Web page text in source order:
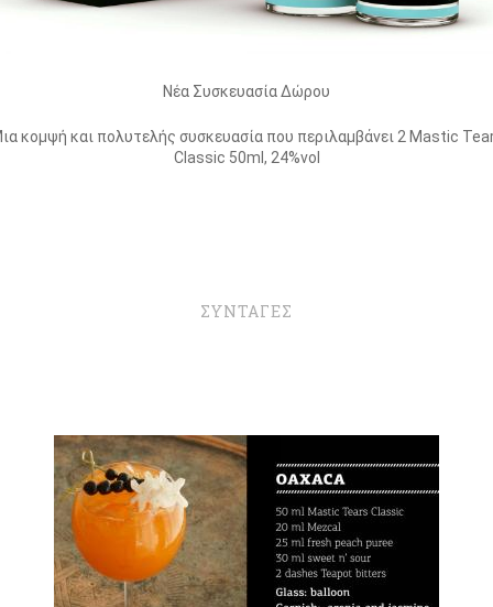
Νέα Συσκευασία Δώρου
κομψή και πολυτελής συσκευασία που περιλαμβάνει 2 Mastic
Classic 50ml, 24%vol
ΣΥΝΤΑΓΕΣ